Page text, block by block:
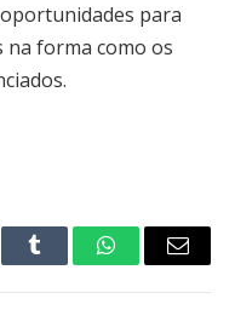
para
na forma como os
Tumblr WhatsAppEmail